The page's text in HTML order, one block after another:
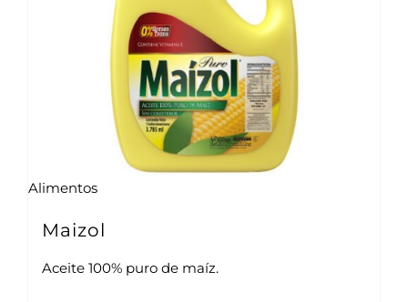
Alimentos
Maizol
Aceite 100% puro de maíz.